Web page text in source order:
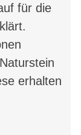
für die
erhalten